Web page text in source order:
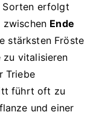
Sorten erfolgt
Ende
stärksten Fröste
zu vitalisieren
Triebe
führt oft zu
und einer